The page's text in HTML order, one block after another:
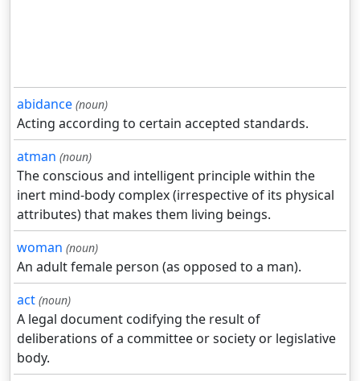
abidance (noun)
Acting according to certain accepted standards.
atman (noun)
The conscious and intelligent principle within the
inert mind-body complex (irrespective of its physical
attributes) that makes them living beings.
woman (noun)
An adult female person (as opposed to a man).
act (noun)
A legal document codifying the result of
deliberations of a committee or society or legislative
body.